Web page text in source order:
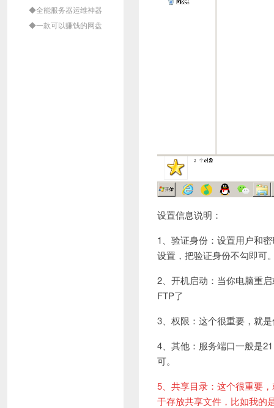
◆全能服务器运维神器
◆一款可以赚钱的网盘
设置信息说明：
1、验证身份：设置用户和
设置，把验证身份不勾即可
2、开机启动：当你电脑重
FTP了
3、权限：这个很重要，就
4、其他：服务端口一般是
可。
5、共享目录：这个很重要
于存放共享文件，比如我的